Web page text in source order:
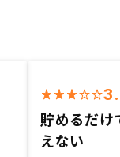
貯めるだけ
えない